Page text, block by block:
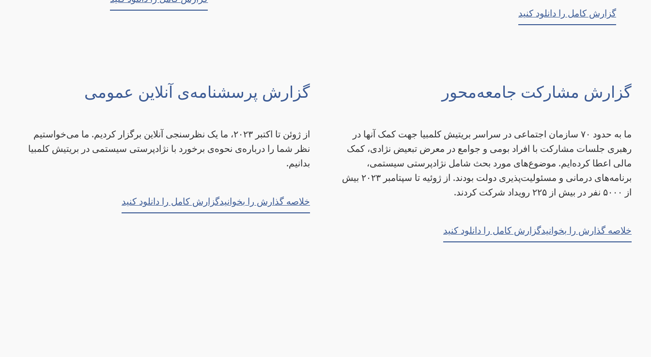
گزارش کامل را دانلود کنید
گزارش مشارکت جامعه‌محور
ما به حدود ۷۰ سازمان اجتماعی در سراسر بریتیش کلمبیا جهت کمک آنها در
رهبری جلسات مشارکت با افراد بومی و جوامع در معرض تبعیض نژادی، کمک
مالی اعطا کرده‌ایم. موضوع‌های مورد بحث شامل نژادپرستی سیستمی،
برنامه‌های درمانی و مسئولیت‌پذیری دولت بودند. از ژوئیه تا سپتامبر ۲۰۲۳ بیش
از ۵۰۰۰ نفر در بیش از ۲۲۵ رویداد شرکت کردند.
خلاصه گذارش را بخوانیدگزارش کامل را دانلود کنید
گزارش پرسشنامه‌ی آنلاین عمومی
از ژوئن تا اکتبر ۲۰۲۳، ما یک نظرسنجی آنلاین برگزار کردیم. ما می‌خواستیم
نظر شما را درباره‌ی نحوه‌ی برخورد با نژادپرستی سیستمی در بریتیش کلمبیا
بدانیم.
خلاصه گذارش را بخوانیدگزارش کامل را دانلود کنید